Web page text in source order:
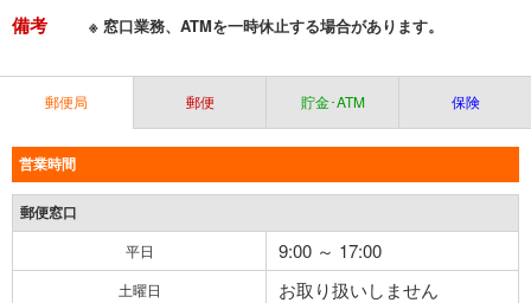
備考 ※ 窓口業務、ATMを一時休止する場合があります。
郵便局 郵便 貯金･ATM 保険
営業時間
郵便窓口
平日 9:00 ～ 17:00
土曜日 お取り扱いしません